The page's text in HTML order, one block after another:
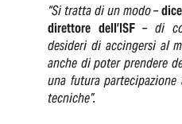
“Si tratta di un modo –
direttore dell’ISF– di
desideri di accingersi al
anche di poter prendere
una futura
tecniche”.